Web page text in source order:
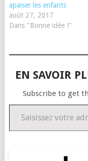
apaiser les enfants
août 27, 2017
Dans "Bonne idée !"
EN SAVOIR
Subscribe to get
Saisissez votre adresse e-mail…